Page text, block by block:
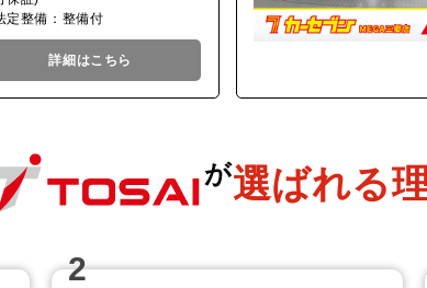
定整備：整備付
詳細はこちら
が選ばれる
2